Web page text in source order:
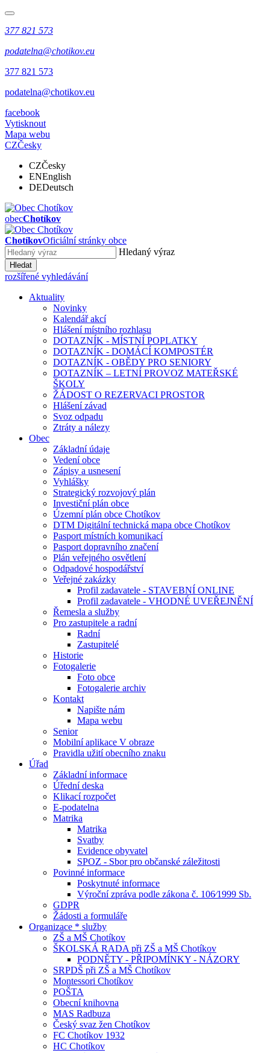
377 821 573
podatelna@chotikov.eu
377 821 573
podatelna@chotikov.eu
facebook
Vytisknout
Mapa webu
CZČesky
CZČesky
ENEnglish
DEDeutsch
obecChotíkov
ChotíkovOficiální stránky obce
Hledaný výraz
Hledat
rozšířené vyhledávání
Aktuality
Novinky
Kalendář akcí
Hlášení místního rozhlasu
DOTAZNÍK - MÍSTNÍ POPLATKY
DOTAZNÍK - DOMÁCÍ KOMPOSTÉR
DOTAZNÍK - OBĚDY PRO SENIORY
DOTAZNÍK – LETNÍ PROVOZ MATEŘSKÉ
ŠKOLY
ŽÁDOST O REZERVACI PROSTOR
Hlášení závad
Svoz odpadu
Ztráty a nálezy
Obec
Základní údaje
Vedení obce
Zápisy a usnesení
Vyhlášky
Strategický rozvojový plán
Investiční plán obce
Územní plán obce Chotíkov
DTM Digitální technická mapa obce Chotíkov
Pasport místních komunikací
Pasport dopravního značení
Plán veřejného osvětlení
Odpadové hospodářství
Veřejné zakázky
Profil zadavatele - STAVEBNÍ ONLINE
Profil zadavatele - VHODNÉ UVEŘEJNĚNÍ
Řemesla a služby
Pro zastupitele a radní
Radní
Zastupitelé
Historie
Fotogalerie
Foto obce
Fotogalerie archiv
Kontakt
Napište nám
Mapa webu
Senior
Mobilní aplikace V obraze
Pravidla užití obecního znaku
Úřad
Základní informace
Úřední deska
Klikací rozpočet
E-podatelna
Matrika
Matrika
Svatby
Evidence obyvatel
SPOZ - Sbor pro občanské záležitosti
Povinné informace
Poskytnuté informace
Výroční zpráva podle zákona č. 106⁄1999 Sb.
GDPR
Žádosti a formuláře
Organizace * služby
ZŠ a MŠ Chotíkov
ŠKOLSKÁ RADA při ZŠ a MŠ Chotíkov
PODNĚTY - PŘIPOMÍNKY - NÁZORY
SRPDŠ při ZŠ a MŠ Chotíkov
Montessori Chotíkov
POŠTA
Obecní knihovna
MAS Radbuza
Český svaz žen Chotíkov
FC Chotíkov 1932
HC Chotíkov